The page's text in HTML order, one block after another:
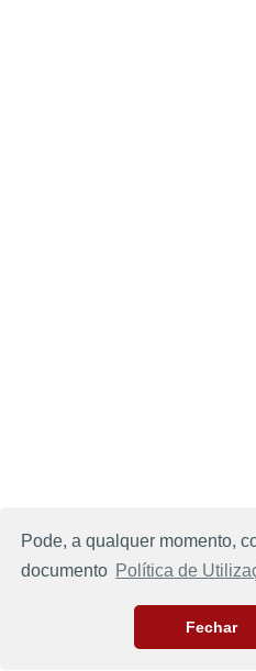
Pode, a qualquer momento,
documento Política de
Fechar